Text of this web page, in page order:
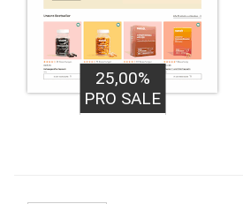
25,00%
PRO SALE